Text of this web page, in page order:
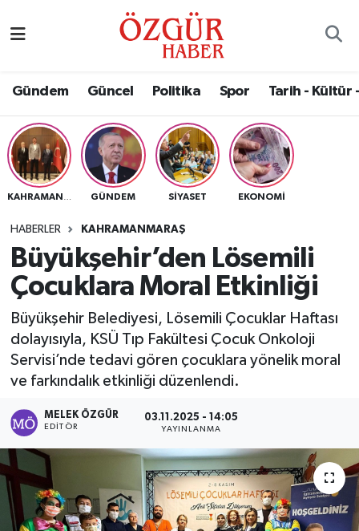
Gündem Güncel Politika Spor Tarih - Kültür
GÜNDEM SIYASET EKONOMI
HABERLER KAHRAMANMARAŞ
Büyükşehir’den Lösemili
Çocuklara Moral Etkinliği
Büyükşehir Belediyesi, Lösemili Çocuklar Haftası
dolayısıyla, KSÜ Tıp Fakültesi Çocuk Onkoloji
Servisi’nde tedavi gören çocuklara yönelik moral
ve farkındalık etkinliği düzenlendi.
MELEK ÖZGÜR
EDITÖR
03.11.2025 - 14:05
YAYINLANMA
Eğitim
Ekonomi
Güncel
Gündem
Politika
Sağlık
Spor
Tarih - Kültür - Sanat - Turizm
Yaşam
Nöbetçi Eczaneler
Namaz Vakitleri
Trafik Durumu
Süper Lig Puan Durumu ve Fikstür
Tüm Manşetler
Haber Arşivi